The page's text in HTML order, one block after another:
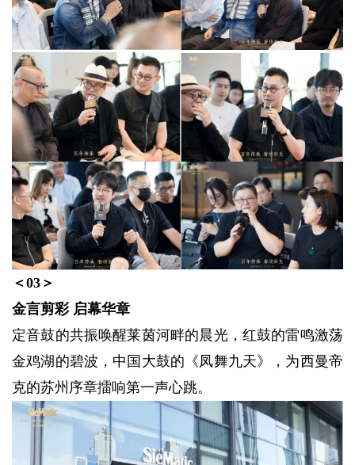
＜03 ＞
金言剪彩 启幕华章
定音鼓的共振唤醒莱茵河畔的晨光，红鼓的雷鸣激荡
金鸡湖的碧波，中国大鼓的《凤舞九天》，为西曼帝
克的苏州序章擂响第一声心跳。